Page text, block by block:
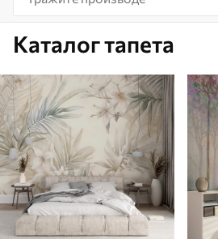
Каталог тапета